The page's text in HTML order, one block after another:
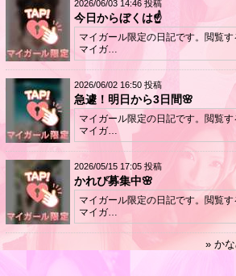
2026/06/03 14:46 投稿
今日からぼくは☝️
マイガール限定の日記です。閲覧
マイガ…
2026/06/02 16:50 投稿
急遽！明日から3日間🌸
マイガール限定の日記です。閲覧
マイガ…
2026/05/15 17:05 投稿
かれぴ募集中🌸
マイガール限定の日記です。閲覧
マイガ…
» か